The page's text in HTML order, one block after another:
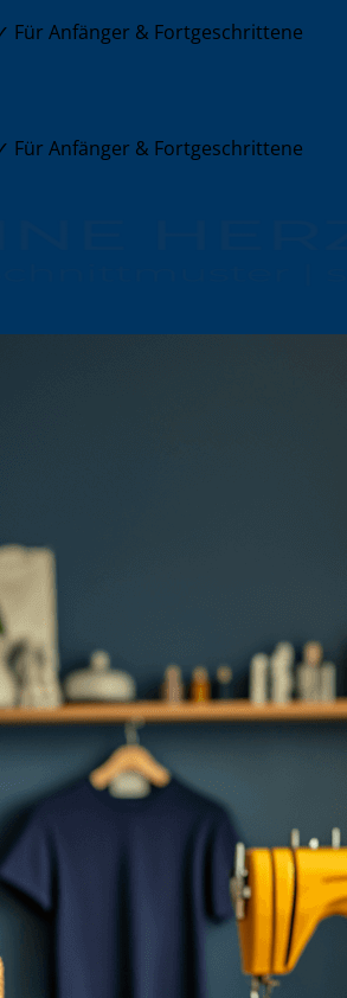
Anfänger & Fortgeschrittene
Anfänger & Fortgeschrittene